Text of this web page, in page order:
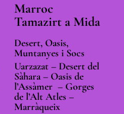
Marroc
Tamazirt a Mida
Desert, Oasis,
Muntanyes i Socs
Uarzazat – Desert del
Sàhara – Oasis de
l’Assàmer – Gorges
de l’Alt Atles –
Marràqueix